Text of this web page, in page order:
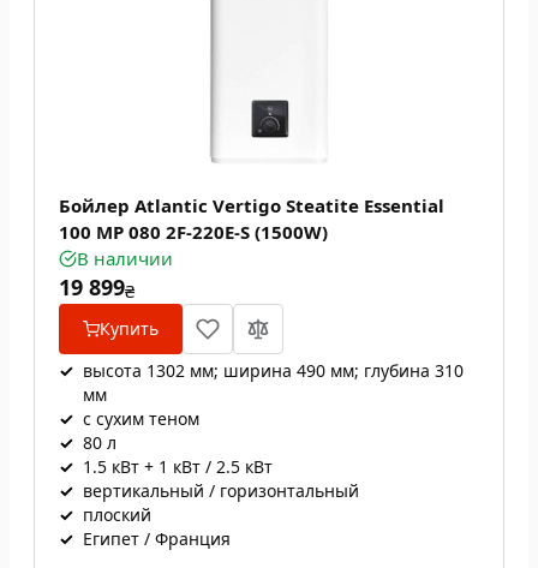
Бойлер Atlantic Vertigo Steatite Essential
100 MP 080 2F-220E-S (1500W)
В наличии
19 899₴
Купить
✓ высота 1302 мм; ширина 490 мм; глубина 310
мм
✓ с сухим теном
✓ 80 л
✓ 1.5 кВт + 1 кВт / 2.5 кВт
✓ вертикальный / горизонтальный
✓ плоский
✓ Египет / Франция